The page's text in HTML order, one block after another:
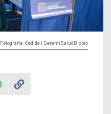
Fotografía: Cedida | SeremiSaludBiobío